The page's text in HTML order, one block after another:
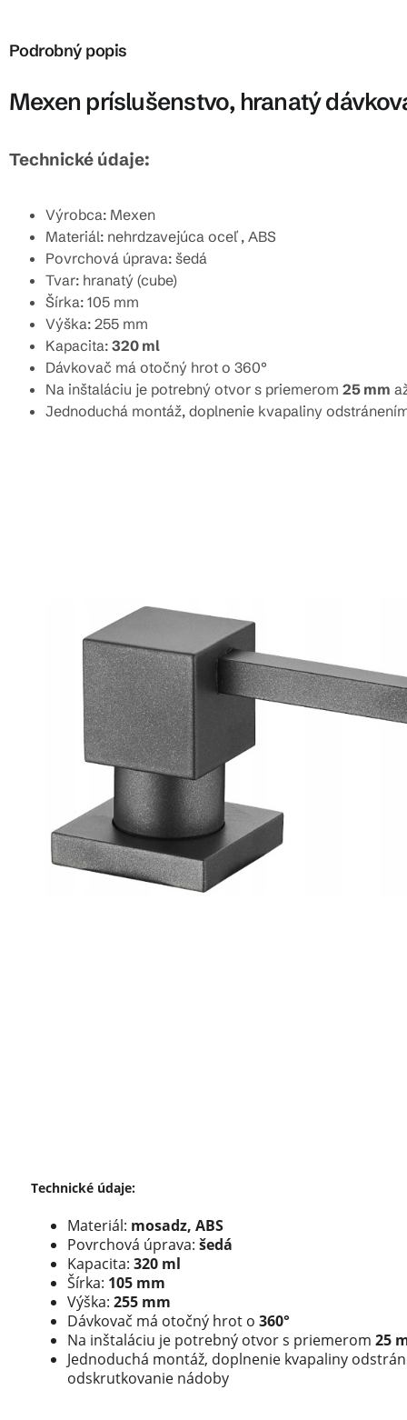
Podrobný popis
Mexen príslušenstvo, hranatý
Technické údaje:
Výrobca: Mexen
Materiál: nehrdzavejúca oceľ , ABS
Povrchová úprava: šedá
Tvar: hranatý (cube)
Šírka: 105 mm
Výška: 255 mm
Kapacita: 320 ml
Dávkovač má otočný hrot o 360°
Na inštaláciu je potrebný otvor s priemerom 25 mm
Jednoduchá montáž, doplnenie kvapaliny
Technické údaje:
Materiál: mosadz, ABS
Povrchová úprava: šedá
Kapacita: 320 ml
Šírka: 105 mm
Výška: 255 mm
Dávkovač má otočný hrot o 360°
Na inštaláciu je potrebný otvor s priemerom 25
Jednoduchá montáž, doplnenie kvapaliny
odskrutkovanie nádoby